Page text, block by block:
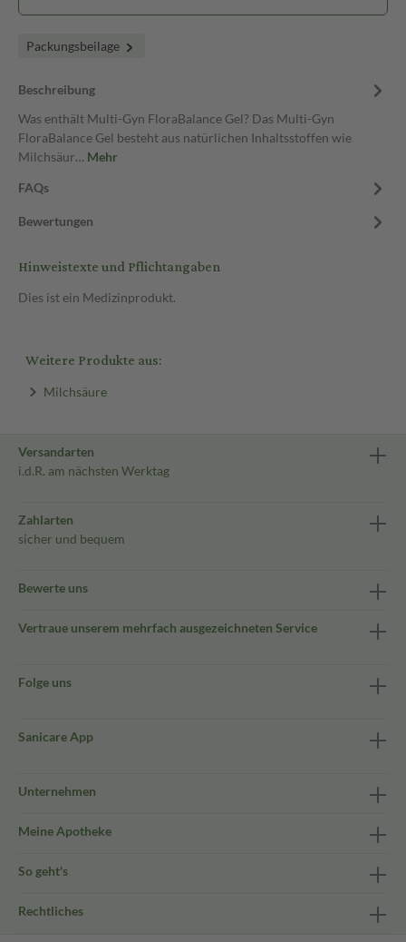
Packungsbeilage
Beschreibung
Was enthält Multi-Gyn FloraBalance Gel? Das Multi-Gyn
FloraBalance Gel besteht aus natürlichen Inhaltsstoffen wie
Milchsäur… Mehr
FAQs
Bewertungen
Hinweistexte und Pflichtangaben
Dies ist ein Medizinprodukt.
Weitere Produkte aus:
Milchsäure
Versandarten
i.d.R. am nächsten Werktag
Zahlarten
sicher und bequem
Bewerte uns
Vertraue unserem mehrfach ausgezeichneten Service
Folge uns
Sanicare App
Unternehmen
Meine Apotheke
So geht's
Rechtliches